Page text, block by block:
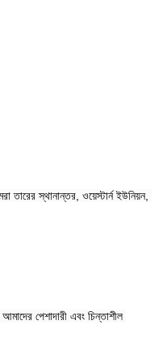
তারের স্থানান্তর, ওয়েস্টার্ন ইউনিয়ন,
পেশাদারী এবং চিন্তাশীল